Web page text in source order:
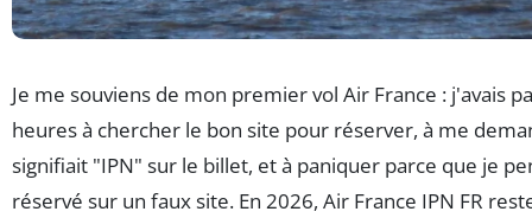
Je me souviens de mon premier vol Air France : j'avais
heures à chercher le bon site pour réserver, à me
signifiait "IPN" sur le billet, et à paniquer parce que je
réservé sur un faux site. En 2026, Air France IPN FR